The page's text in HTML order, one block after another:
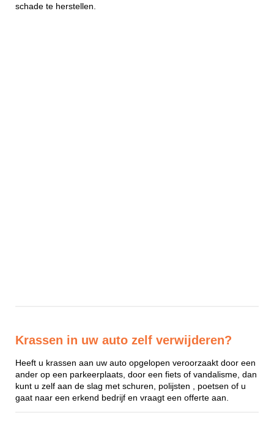
schade te herstellen.
Krassen in uw auto zelf verwijderen?
Heeft u krassen aan uw auto opgelopen veroorzaakt door een
ander op een parkeerplaats, door een fiets of vandalisme, dan
kunt u zelf aan de slag met schuren, polijsten , poetsen of u
gaat naar een erkend bedrijf en vraagt een offerte aan.